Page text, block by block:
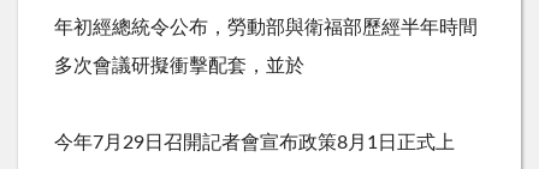
年初經總統令公布，勞動部與衛福部歷經半年時間
多次會議研擬衝擊配套，並於
今年7月 29日召開記者會宣布政策8月 1 日正式上